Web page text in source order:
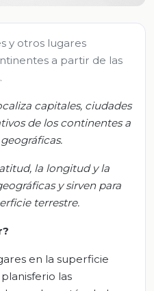
y otros lugares
a partir de las
capitales, ciudades
de los continentes a
la longitud y la
y sirven para
terrestre.
en la superficie
las